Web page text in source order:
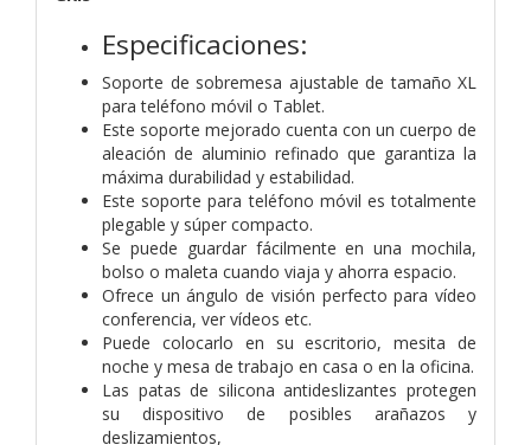
Especificaciones:
Soporte de sobremesa ajustable de tamaño XL
para teléfono móvil o Tablet.
Este soporte mejorado cuenta con un cuerpo de
aleación de aluminio refinado que garantiza la
máxima durabilidad y estabilidad.
Este soporte para teléfono móvil es totalmente
plegable y súper compacto.
Se puede guardar fácilmente en una mochila,
bolso o maleta cuando viaja y ahorra espacio.
Ofrece un ángulo de visión perfecto para vídeo
conferencia, ver vídeos etc.
Puede colocarlo en su escritorio, mesita de
noche y mesa de trabajo en casa o en la oficina.
Las patas de silicona antideslizantes protegen
su dispositivo de posibles arañazos y
deslizamientos,